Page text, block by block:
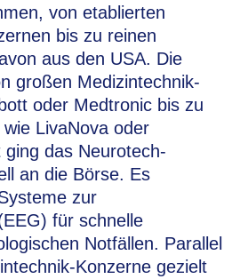
von etablierten
bis zu reinen
aus den USA. Die
großen Medizintechnik-
oder Medtronic bis zu
LivaNova oder
das Neurotech-
an die Börse. Es
zur
für schnelle
Notfällen. Parallel
Konzerne gezielt